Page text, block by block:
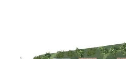
38,39 m2, 2 pièces